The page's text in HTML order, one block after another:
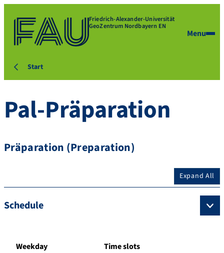
Friedrich-Alexander-Universität
GeoZentrum Nordbayern EN
Menu
Start
Pal-Präparation
Präparation (Preparation)
Expand All
Schedule
Weekday Time slots